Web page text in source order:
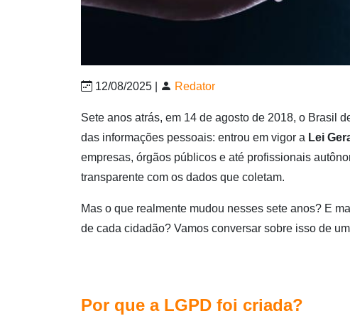
12/08/2025 | Redator
Sete anos atrás, em 14 de agosto de 2018, o Brasil
das informações pessoais: entrou em vigor a Lei
empresas, órgãos públicos e até profissionais
transparente com os dados que coletam.
Mas o que realmente mudou nesses sete anos? E
de cada cidadão? Vamos conversar sobre isso de
Por que a LGPD foi criada?